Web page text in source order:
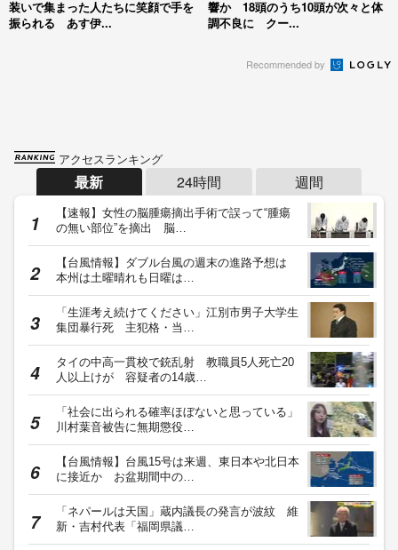
装いで集まった人たちに笑顔で手を
振られる あす伊...
響か 18頭のうち10頭が次々と体
調不良に クー...
Recommended by
アクセスランキング
最新 24時間 週間
【速報】女性の脳腫瘍摘出手術で誤って“腫瘍
の無い部位”を摘出 脳…
【台風情報】ダブル台風の週末の進路予想は
本州は土曜晴れも日曜は…
「生涯考え続けてください」江別市男子大学生
集団暴行死 主犯格・当…
タイの中高一貫校で銃乱射 教職員5人死亡20
人以上けが 容疑者の14歳…
「社会に出られる確率ほぼないと思っている」
川村葉音被告に無期懲役…
【台風情報】台風15号は来週、東日本や北日本
に接近か お盆期間中の…
「ネパールは天国」蔵内議長の発言が波紋 維
新・吉村代表「福岡県議…